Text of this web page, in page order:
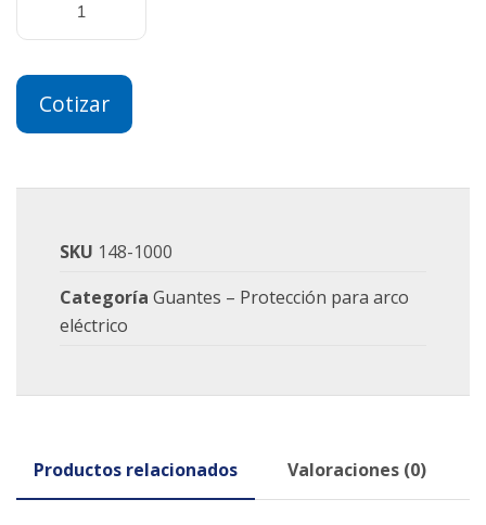
Cotizar
SKU 148-1000
Categoría Guantes – Protección para arco
eléctrico
Productos relacionados Valoraciones (0)